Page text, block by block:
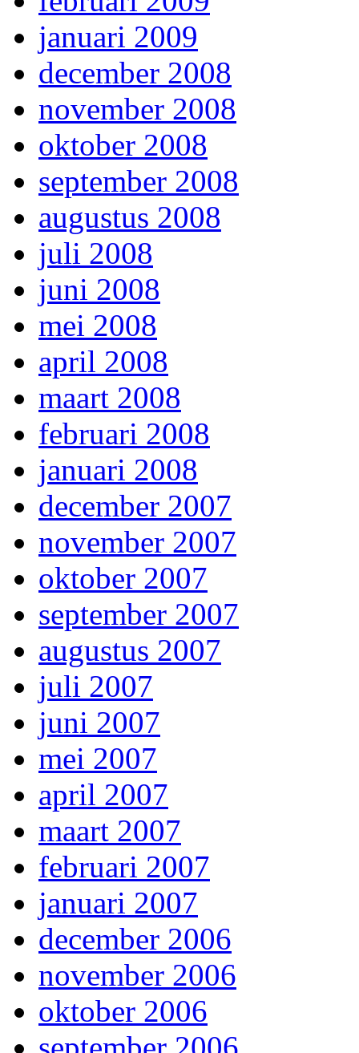
januari 2009
december 2008
november 2008
oktober 2008
september 2008
augustus 2008
juli 2008
juni 2008
mei 2008
april 2008
maart 2008
februari 2008
januari 2008
december 2007
november 2007
oktober 2007
september 2007
augustus 2007
juli 2007
juni 2007
mei 2007
april 2007
maart 2007
februari 2007
januari 2007
december 2006
november 2006
oktober 2006